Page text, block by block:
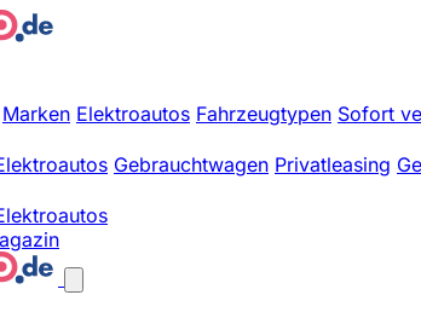
Marken Elektroautos Fahrzeugtypen Sofort
Gebrauchtwagen Privatleasing